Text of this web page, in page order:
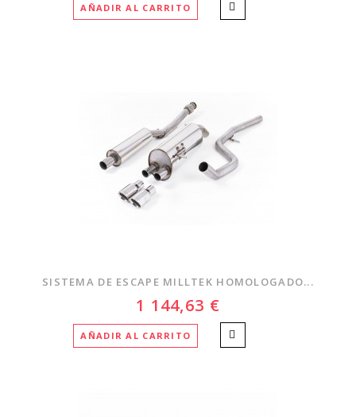
AÑADIR AL CARRITO
SISTEMA DE ESCAPE MILLTEK HOMOLOGADO...
1 144,63 €
AÑADIR AL CARRITO